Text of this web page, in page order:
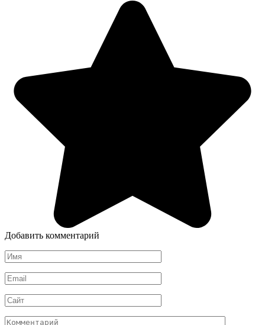
Добавить комментарий
Имя
*
Email
*
Сайт
Комментарий